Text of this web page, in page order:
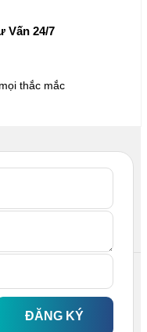
Vấn 24/7
thắc mắc
ĐĂNG KÝ